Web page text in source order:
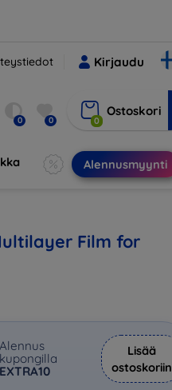
Kirjaudu
0 0 0
Ostoskori
Alennusmyynti
Film for
Alennus
kupongilla
EXTRA10
Lisää
ostoskoriin